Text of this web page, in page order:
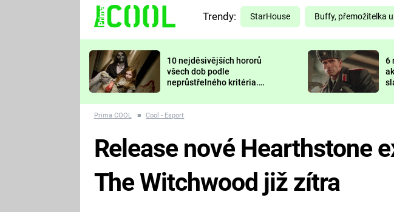
TŘESKU
FUTURAMA
PREDÁTOR
Trendy: StarHouse Buffy, přemožitelka
10 nejděsivějších hororů
všech dob podle
neprůstřelného kritéria.
nejvíc zvednou tep?
6
Prima COOL ■ Cool - Esport
Release nové Hearthstone
The Witchwood již zítra